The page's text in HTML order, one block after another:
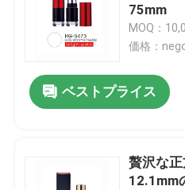
75mm
MOQ：
価格：
ベストプライス
贅沢な
12.1mm